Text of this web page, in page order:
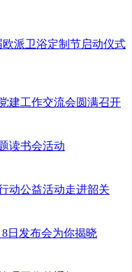
派卫浴定制节启动仪式
建工作交流会圆满召开
读书会活动
动公益活动走进韶关
日发布会为你揭晓